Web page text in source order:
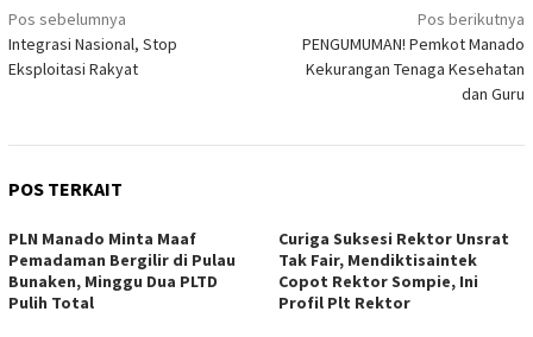
Navigasi
pos
Pos sebelumnya
Integrasi Nasional, Stop
Eksploitasi Rakyat
Pos berikutnya
PENGUMUMAN! Pemkot Manado
Kekurangan Tenaga Kesehatan
dan Guru
POS TERKAIT
PLN Manado Minta Maaf
Pemadaman Bergilir di Pulau
Bunaken, Minggu Dua PLTD
Pulih Total
Curiga Suksesi Rektor Unsrat
Tak Fair, Mendiktisaintek
Copot Rektor Sompie, Ini
Profil Plt Rektor